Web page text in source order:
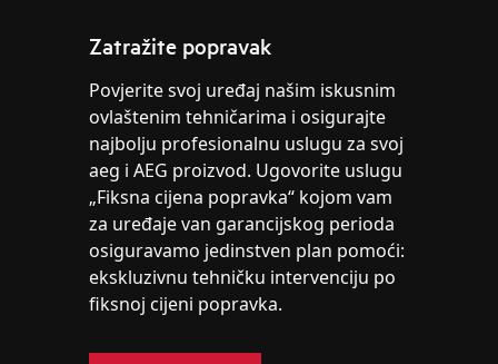
Zatražite popravak
Povjerite svoj uređaj našim iskusnim
ovlaštenim tehničarima i osigurajte
najbolju profesionalnu uslugu za svoj
aeg i AEG proizvod. Ugovorite uslugu
„Fiksna cijena popravka“ kojom vam
za uređaje van garancijskog perioda
osiguravamo jedinstven plan pomoći:
ekskluzivnu tehničku intervenciju po
fiksnoj cijeni popravka.